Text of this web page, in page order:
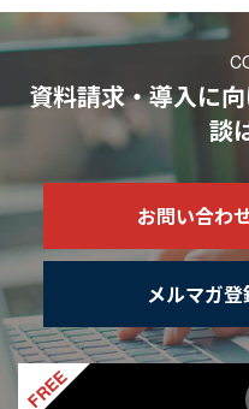
資料請求・導入に
談
お問い合わ
メルマガ
FREE